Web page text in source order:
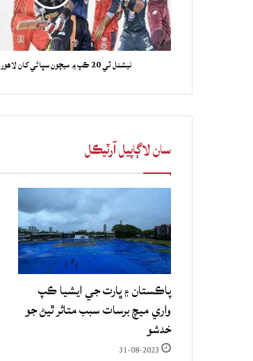
نيشنل ٽي 20 ڪپ ۾ ميچون سڀاڻي کان لاهور ۾ ٿينديون
سان لاڳاپيل آرٽيڪل
پاڪستان ۽ ڀارت جي ايشيا ڪپ
واري ميچ برسات سبب متاثر ٿيڻ جو
خدشو
31-08-2023